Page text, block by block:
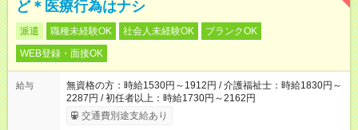
ど＊医療行為はナシ
派遣 職種未経験OK 社会人未経験OK
ブランクOK
WEB登録・面接OK
給与
無資格の方：時給1530円～1912円 / 介護福祉士：時給1830円～
2287円 / 初任者以上：時給1730円～2162円
交通費別途支給あり